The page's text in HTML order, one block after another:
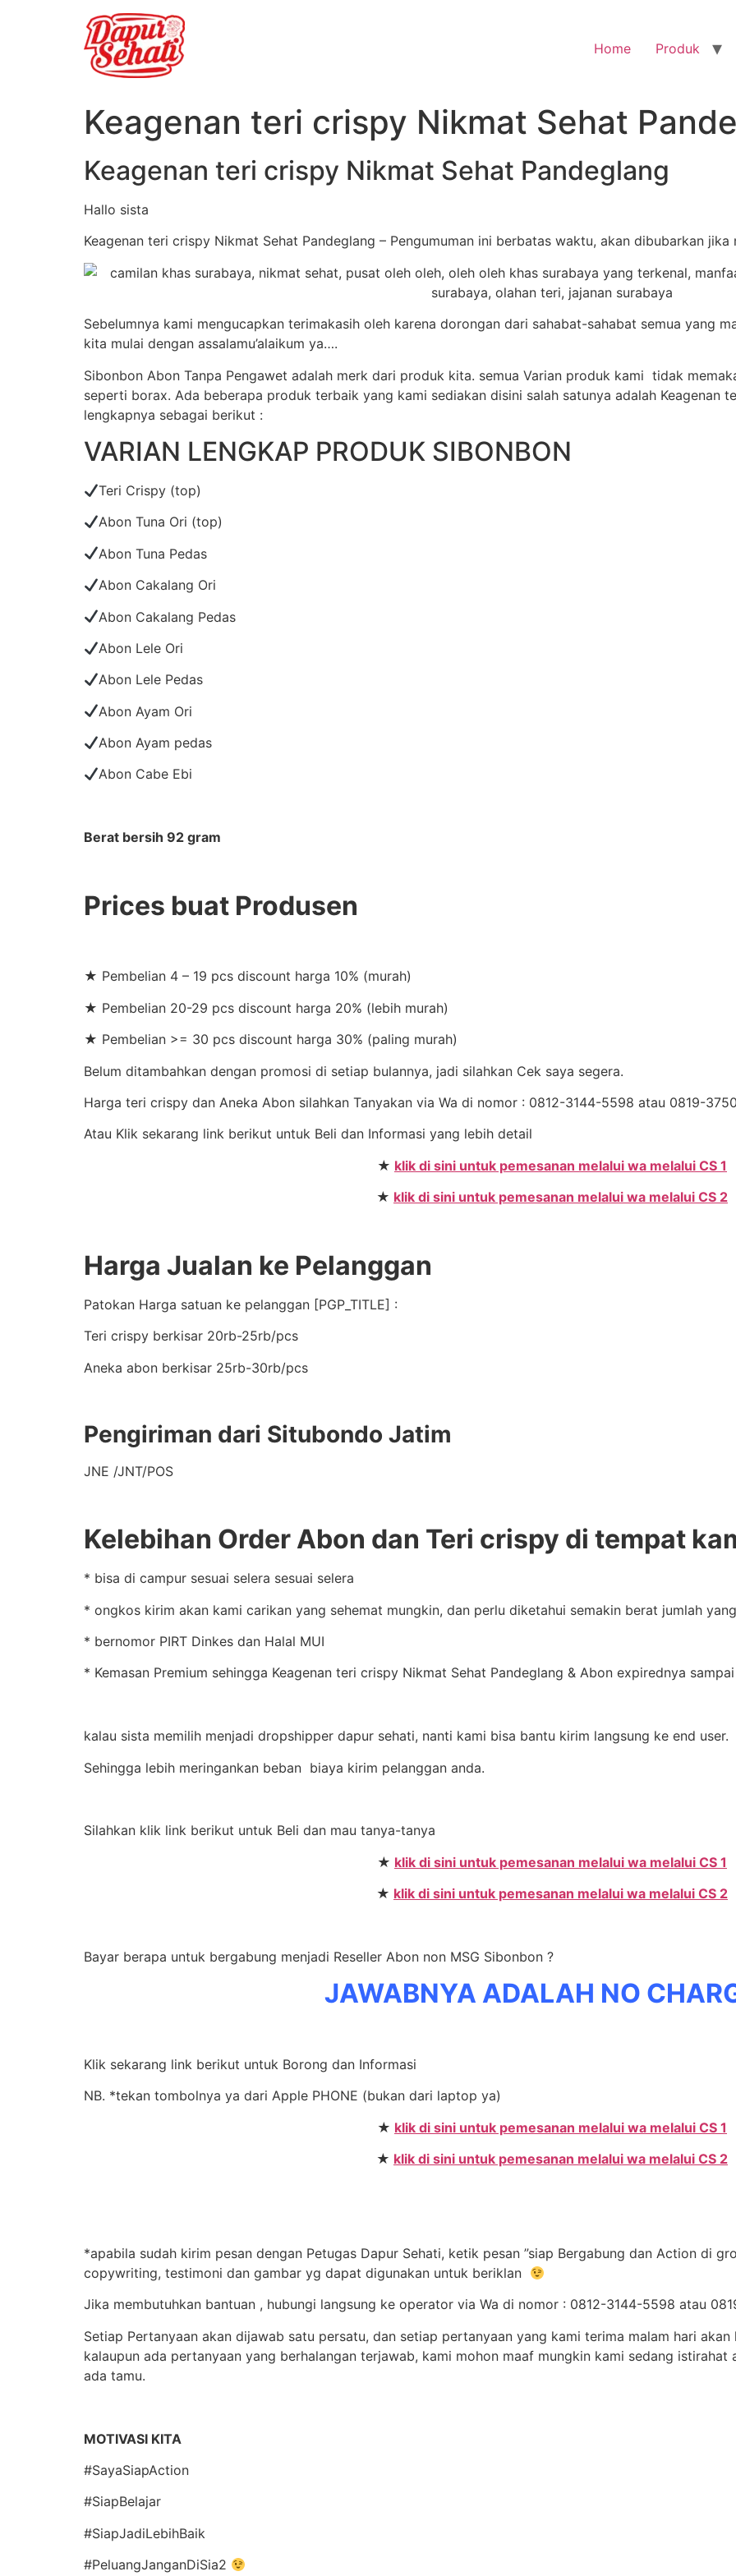
Home Produk
Keagenan teri crispy Nikmat Sehat
Keagenan teri crispy Nikmat Sehat Pandeglang
Hallo sista
Keagenan teri crispy Nikmat Sehat Pandeglang – Pengumuman ini berbatas waktu, akan dibubarkan jika
Sebelumnya kami mengucapkan terimakasih oleh karena dorongan dari sahabat-sahabat semua yang
kita mulai dengan assalamu’alaikum ya….
Sibonbon Abon Tanpa Pengawet adalah merk dari produk kita. semua Varian produk kami tidak
seperti borax. Ada beberapa produk terbaik yang kami sediakan disini salah satunya adalah Keagenan
lengkapnya sebagai berikut :
VARIAN LENGKAP PRODUK SIBONBON
Teri Crispy (top)
Abon Tuna Ori (top)
Abon Tuna Pedas
Abon Cakalang Ori
Abon Cakalang Pedas
Abon Lele Ori
Abon Lele Pedas
Abon Ayam Ori
Abon Ayam pedas
Abon Cabe Ebi
Berat bersih 92 gram
Prices buat Produsen
★ Pembelian 4 – 19 pcs discount harga 10% (murah)
★ Pembelian 20-29 pcs discount harga 20% (lebih murah)
★ Pembelian >= 30 pcs discount harga 30% (paling murah)
Belum ditambahkan dengan promosi di setiap bulannya, jadi silahkan Cek saya segera.
Harga teri crispy dan Aneka Abon silahkan Tanyakan via Wa di nomor : 0812-3144-5598 atau 0819-
Atau Klik sekarang link berikut untuk Beli dan Informasi yang lebih detail
★ klik di sini untuk pemesanan melalui wa melalui CS 1
★ klik di sini untuk pemesanan melalui wa melalui CS 2
Harga Jualan ke Pelanggan
Patokan Harga satuan ke pelanggan [PGP_TITLE] :
Teri crispy berkisar 20rb-25rb/pcs
Aneka abon berkisar 25rb-30rb/pcs
Pengiriman dari Situbondo Jatim
JNE /JNT/POS
Kelebihan Order Abon dan Teri crispy di tempat
* bisa di campur sesuai selera sesuai selera
* ongkos kirim akan kami carikan yang sehemat mungkin, dan perlu diketahui semakin berat jumlah
* bernomor PIRT Dinkes dan Halal MUI
* Kemasan Premium sehingga Keagenan teri crispy Nikmat Sehat Pandeglang & Abon expirednya
kalau sista memilih menjadi dropshipper dapur sehati, nanti kami bisa bantu kirim langsung ke end user.
Sehingga lebih meringankan beban biaya kirim pelanggan anda.
Silahkan klik link berikut untuk Beli dan mau tanya-tanya
★ klik di sini untuk pemesanan melalui wa melalui CS 1
★ klik di sini untuk pemesanan melalui wa melalui CS 2
Bayar berapa untuk bergabung menjadi Reseller Abon non MSG Sibonbon ?
JAWABNYA ADALAH NO
Klik sekarang link berikut untuk Borong dan Informasi
NB. *tekan tombolnya ya dari Apple PHONE (bukan dari laptop ya)
★ klik di sini untuk pemesanan melalui wa melalui CS 1
★ klik di sini untuk pemesanan melalui wa melalui CS 2
*apabila sudah kirim pesan dengan Petugas Dapur Sehati, ketik pesan ”siap Bergabung dan Action di
copywriting, testimoni dan gambar yg dapat digunakan untuk beriklan
Jika membutuhkan bantuan , hubungi langsung ke operator via Wa di nomor : 0812-3144-5598 atau
Setiap Pertanyaan akan dijawab satu persatu, dan setiap pertanyaan yang kami terima malam hari
kalaupun ada pertanyaan yang berhalangan terjawab, kami mohon maaf mungkin kami sedang
ada tamu.
MOTIVASI KITA
#SayaSiapAction
#SiapBelajar
#SiapJadiLebihBaik
#PeluangJanganDiSia2